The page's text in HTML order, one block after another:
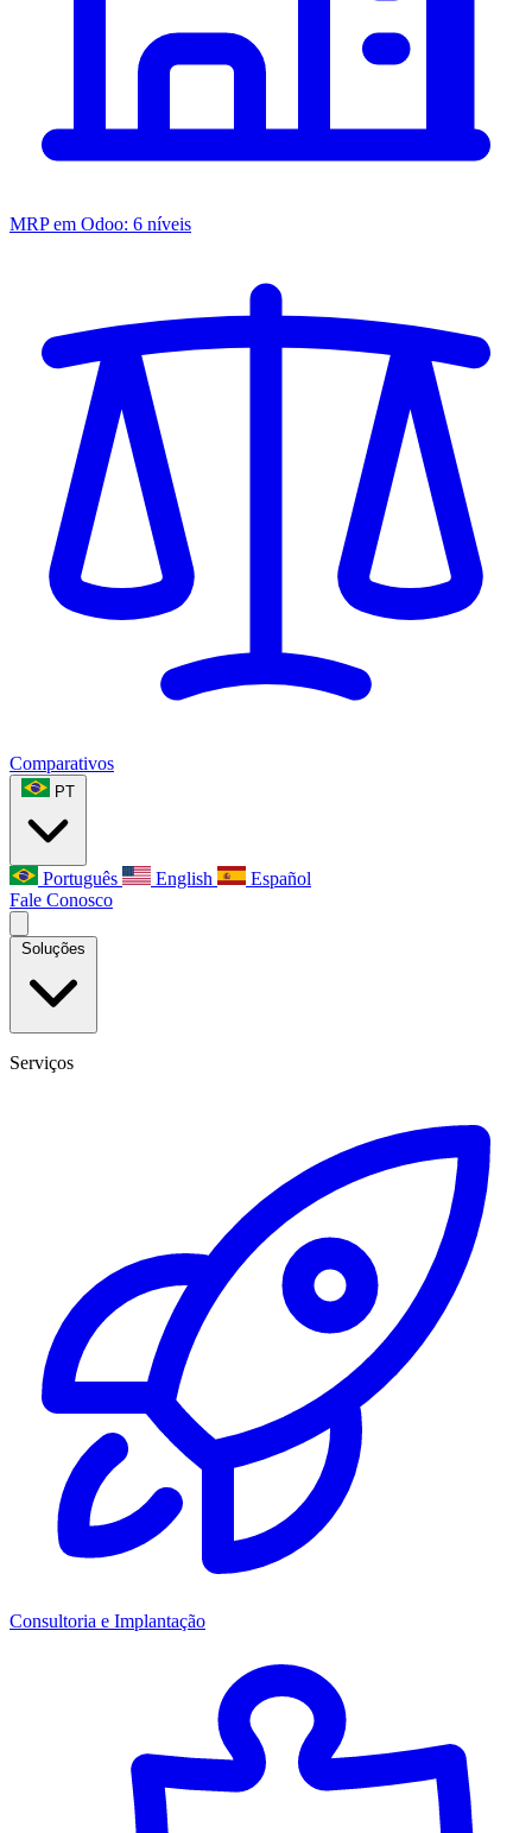
MRP em Odoo: 6 níveis
Comparativos
PT
Português English
Español
Fale Conosco
Soluções
Serviços
Consultoria e Implantação